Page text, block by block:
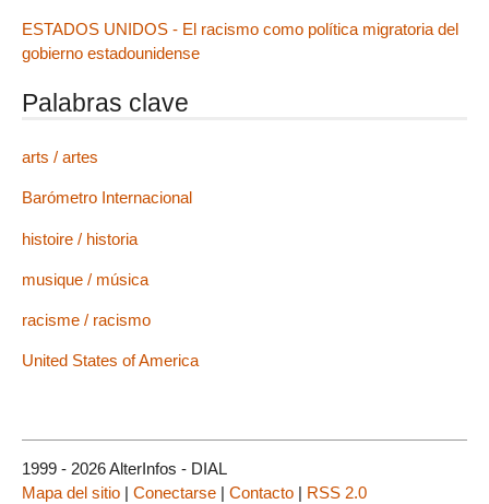
ESTADOS UNIDOS - El racismo como política migratoria del
gobierno estadounidense
Palabras clave
arts / artes
Barómetro Internacional
histoire / historia
musique / música
racisme / racismo
United States of America
1999 - 2026 AlterInfos - DIAL
Mapa del sitio | Conectarse | Contacto | RSS 2.0